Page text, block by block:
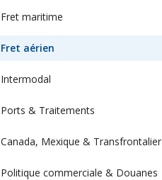
Fret maritime
Fret aérien
Intermodal
Ports & Traitements
Canada, Mexique & Transfrontalier
Politique commerciale & Douanes